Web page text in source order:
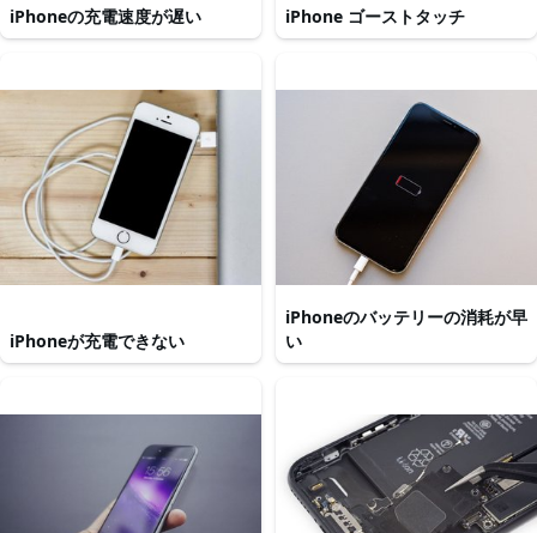
iPhoneの充電速度が遅い iPhone ゴーストタッチ
iPhoneが充電できない
iPhoneのバッテリーの消耗が早
い